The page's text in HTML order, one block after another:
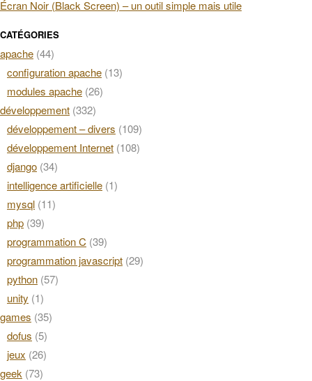
Écran Noir (Black Screen) – un outil simple mais utile
CATÉGORIES
apache (44)
configuration apache (13)
modules apache (26)
développement (332)
développement – divers (109)
développement Internet (108)
django (34)
intelligence artificielle (1)
mysql (11)
php (39)
programmation C (39)
programmation javascript (29)
python (57)
unity (1)
games (35)
dofus (5)
jeux (26)
geek (73)